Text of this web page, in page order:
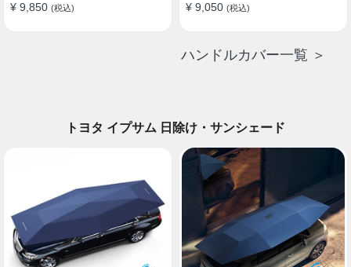
¥ 9,850 (税込) ¥ 9,050 (税込)
ハンドルカバー一覧 ＞
トヨタ イプサム 日除け・サンシェード